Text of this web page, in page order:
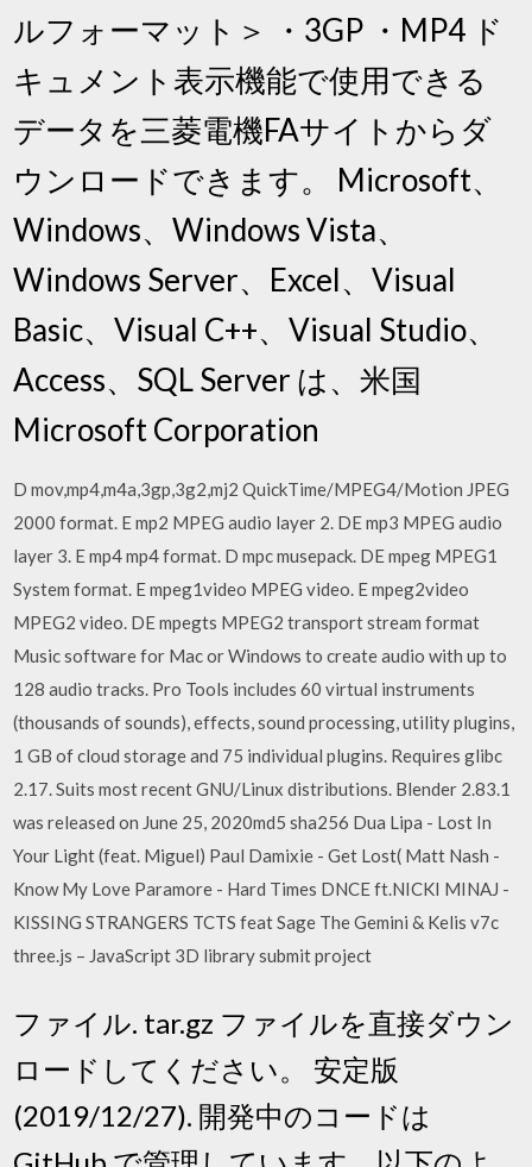
ルフォーマット＞ ・3GP ・MP4 ド
キュメント表示機能で使用できる
データを三菱電機FAサイトからダ
ウンロードできます。 Microsoft、
Windows、Windows Vista、
Windows Server、Excel、Visual
Basic、Visual C++、Visual Studio、
Access、SQL Server は、米国
Microsoft Corporation
D mov,mp4,m4a,3gp,3g2,mj2 QuickTime/MPEG4/Motion JPEG
2000 format. E mp2 MPEG audio layer 2. DE mp3 MPEG audio
layer 3. E mp4 mp4 format. D mpc musepack. DE mpeg MPEG1
System format. E mpeg1video MPEG video. E mpeg2video
MPEG2 video. DE mpegts MPEG2 transport stream format
Music software for Mac or Windows to create audio with up to
128 audio tracks. Pro Tools includes 60 virtual instruments
(thousands of sounds), effects, sound processing, utility plugins,
1 GB of cloud storage and 75 individual plugins. Requires glibc
2.17. Suits most recent GNU/Linux distributions. Blender 2.83.1
was released on June 25, 2020md5 sha256 Dua Lipa - Lost In
Your Light (feat. Miguel) Paul Damixie - Get Lost( Matt Nash -
Know My Love Paramore - Hard Times DNCE ft.NICKI MINAJ -
KISSING STRANGERS TCTS feat Sage The Gemini & Kelis v7c
three.js – JavaScript 3D library submit project
ファイル. tar.gz ファイルを直接ダウン
ロードしてください。 安定版
(2019/12/27). 開発中のコードは